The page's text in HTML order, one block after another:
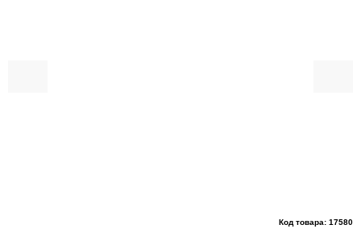
Код товара: 17580